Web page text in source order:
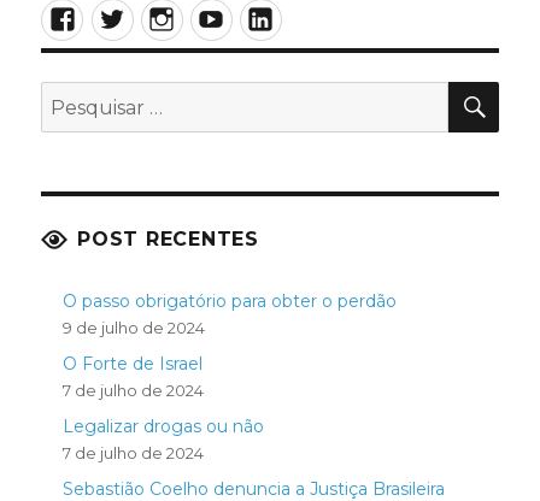
Facebook
TwitterInstagram
YouTubeLinkedIn
Pesquisar
POST RECENTES
O passo obrigatório para obter o perdão
9 de julho de 2024
O Forte de Israel
7 de julho de 2024
Legalizar drogas ou não
7 de julho de 2024
Sebastião Coelho denuncia a Justiça Brasileira